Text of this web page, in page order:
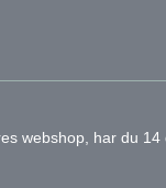
webshop, har du